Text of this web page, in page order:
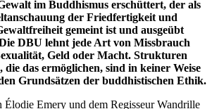
im Buddhismus erschüttert, der als
der Friedfertigkeit und
gemeint ist und ausgeübt
DBU lehnt jede Art von Missbrauch
Geld oder Macht. Strukturen
das ermöglichen, sind in keiner Weise
Grundsätzen der buddhistischen Ethik.
Élodie Emery und dem Regisseur Wandrille